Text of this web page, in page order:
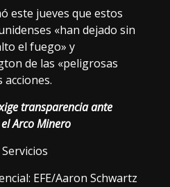
este jueves que estos
«han dejado sin
el fuego» y
de las «peligrosas
acciones.
transparencia ante
Arco Minero
EFE/Aaron Schwartz